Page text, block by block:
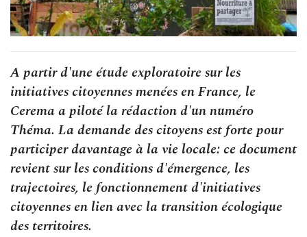
A partir d'une étude exploratoire sur les
initiatives citoyennes menées en France, le
Cerema a piloté la rédaction d'un numéro
Théma. La demande des citoyens est forte pour
participer davantage à la vie locale: ce document
revient sur les conditions d'émergence, les
trajectoires, le fonctionnement d'initiatives
citoyennes en lien avec la transition écologique
des territoires.